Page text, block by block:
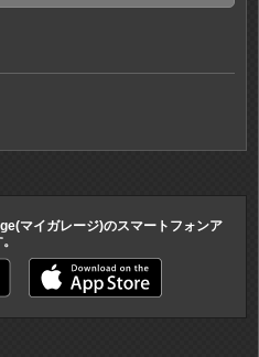
マイガレージ)のスマートフォンア